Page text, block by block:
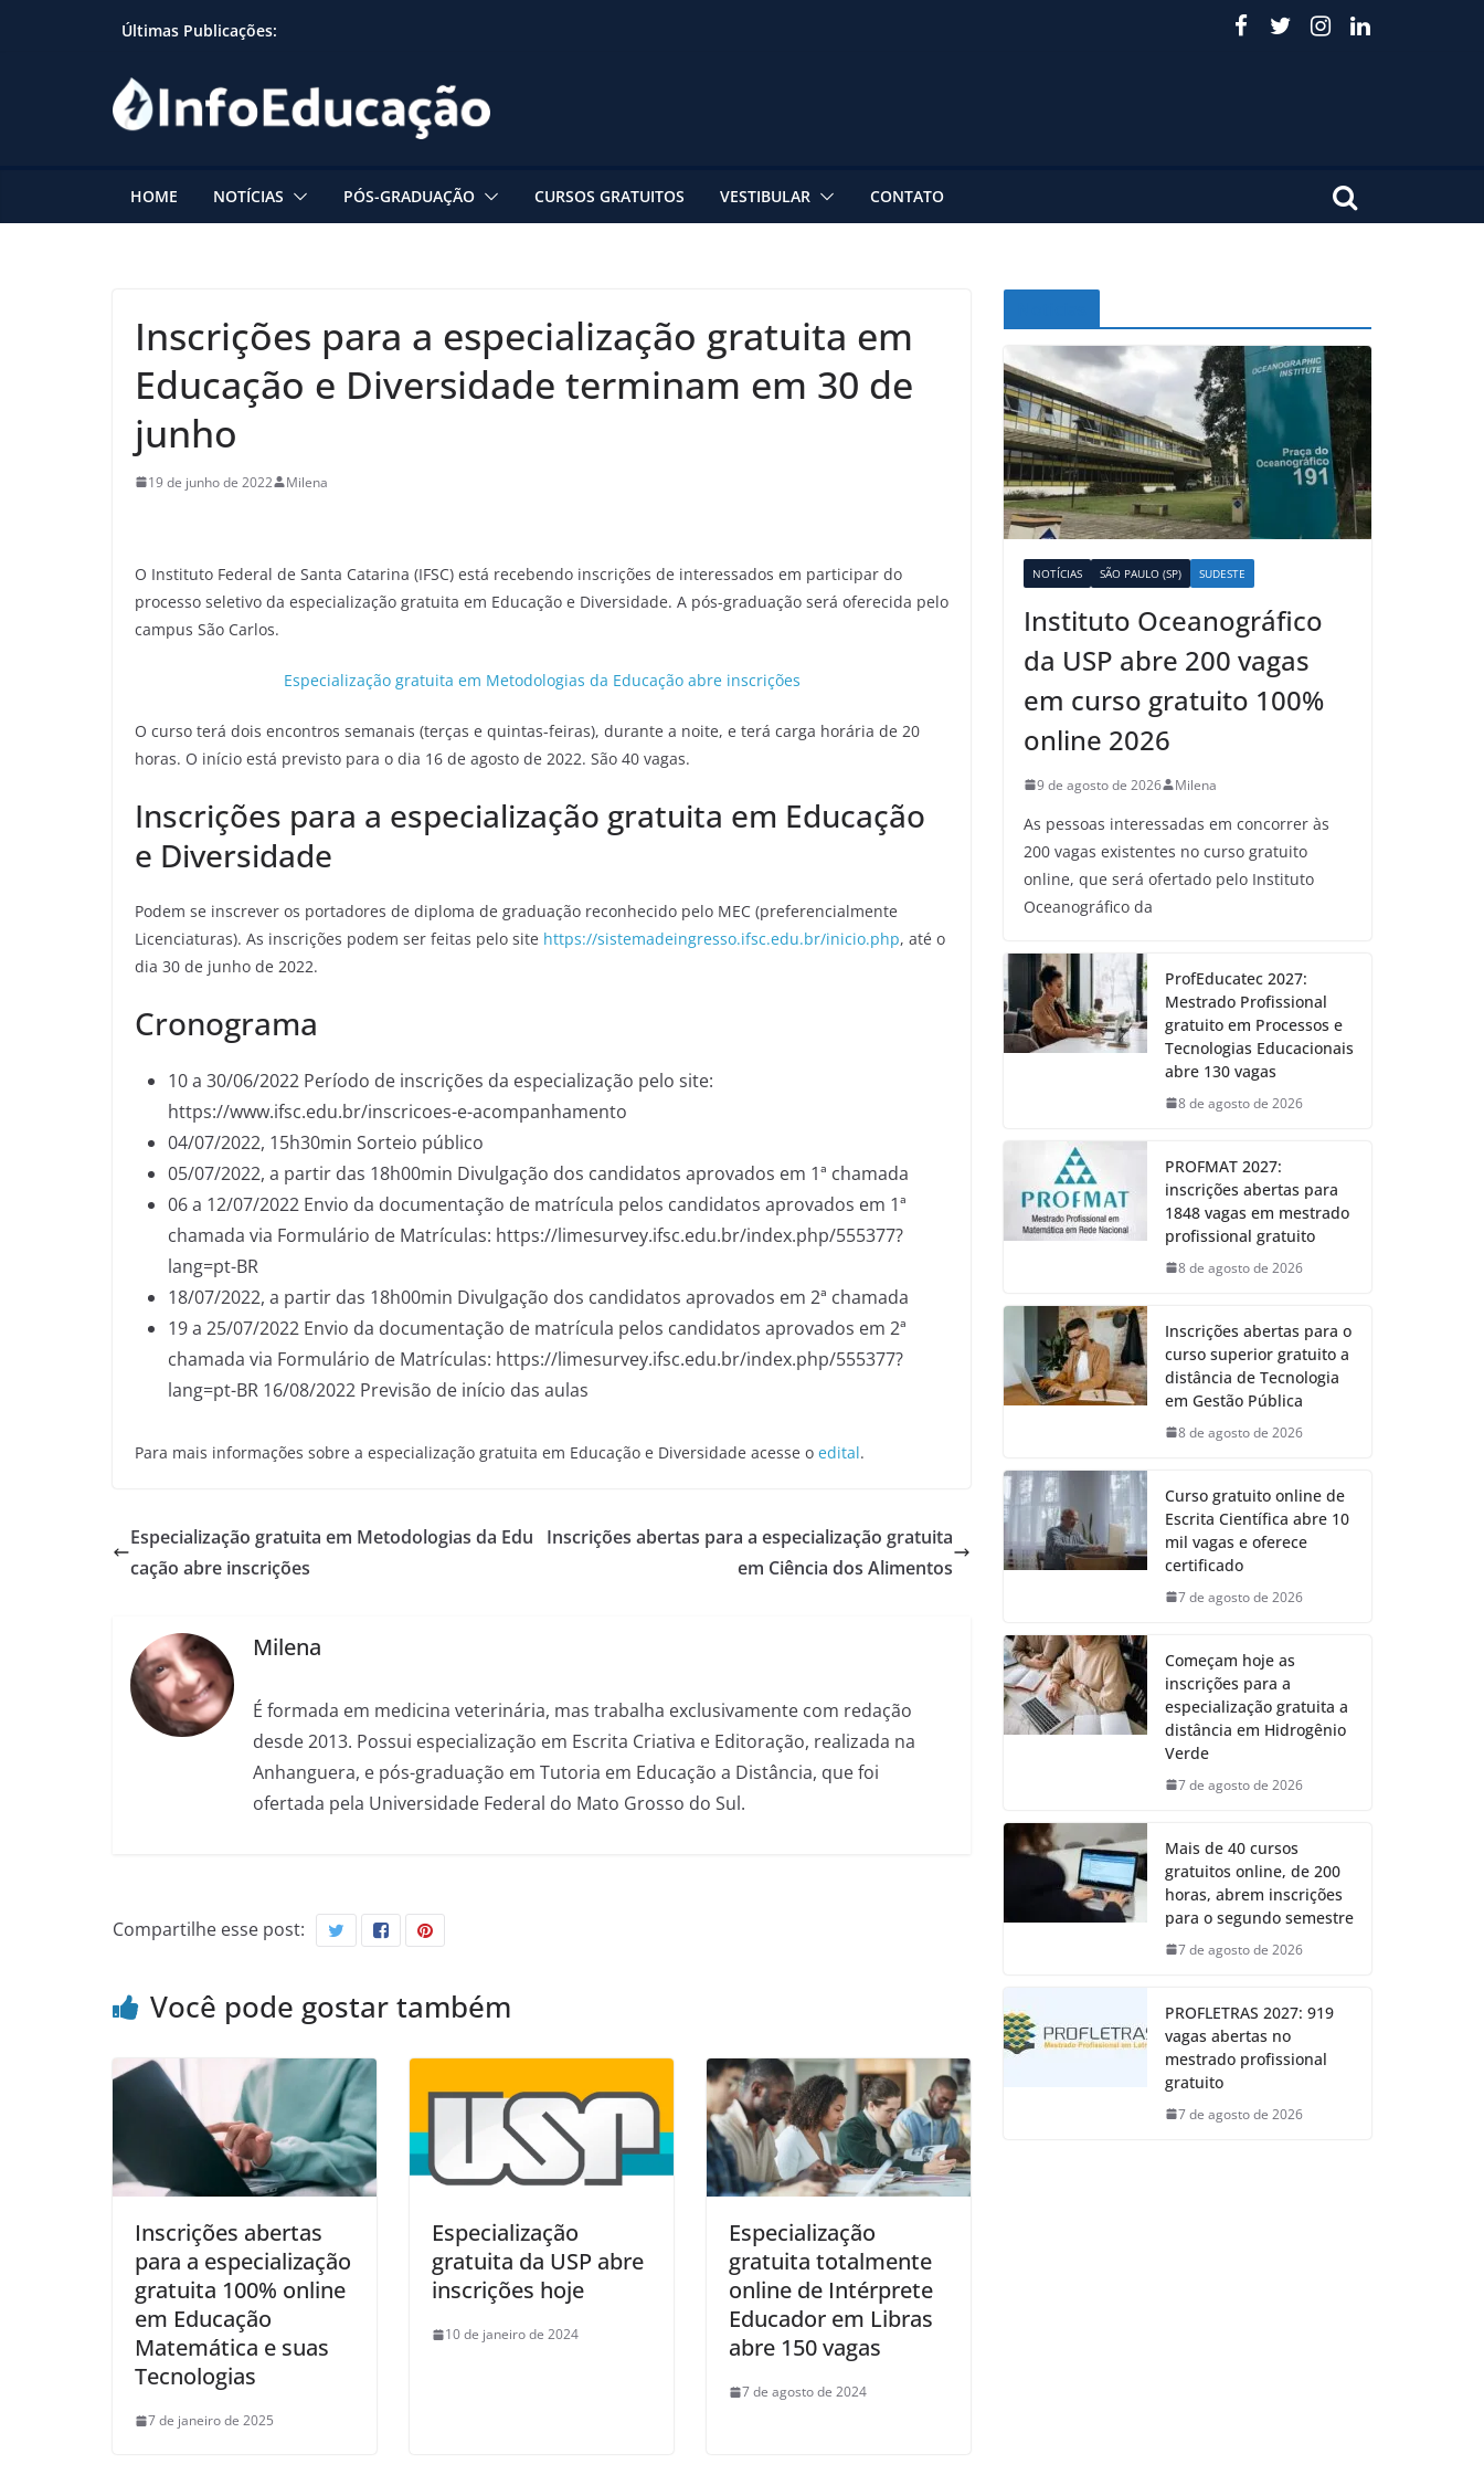
Últimas Publicações:
HOME NOTÍCIAS PÓS-GRADUAÇÃO CURSOS GRATUITOS VESTIBULAR CONTATO
Inscrições para a especialização gratuita em
Educação e Diversidade terminam em 30 de
junho
19 de junho de 2022 Milena
O Instituto Federal de Santa Catarina (IFSC) está recebendo inscrições de interessados em participar do
processo seletivo da especialização gratuita em Educação e Diversidade. A pós-graduação será oferecida pelo
campus São Carlos.
Especialização gratuita em Metodologias da Educação abre inscrições
O curso terá dois encontros semanais (terças e quintas-feiras), durante a noite, e terá carga horária de 20
horas. O início está previsto para o dia 16 de agosto de 2022. São 40 vagas.
Inscrições para a especialização gratuita em Educação
e Diversidade
Podem se inscrever os portadores de diploma de graduação reconhecido pelo MEC (preferencialmente
Licenciaturas). As inscrições podem ser feitas pelo site https://sistemadeingresso.ifsc.edu.br/inicio.php, até o
dia 30 de junho de 2022.
Cronograma
10 a 30/06/2022 Período de inscrições da especialização pelo site:
https://www.ifsc.edu.br/inscricoes-e-acompanhamento
04/07/2022, 15h30min Sorteio público
05/07/2022, a partir das 18h00min Divulgação dos candidatos aprovados em 1ª chamada
06 a 12/07/2022 Envio da documentação de matrícula pelos candidatos aprovados em 1ª
chamada via Formulário de Matrículas: https://limesurvey.ifsc.edu.br/index.php/555377?
lang=pt-BR
18/07/2022, a partir das 18h00min Divulgação dos candidatos aprovados em 2ª chamada
19 a 25/07/2022 Envio da documentação de matrícula pelos candidatos aprovados em 2ª
chamada via Formulário de Matrículas: https://limesurvey.ifsc.edu.br/index.php/555377?
lang=pt-BR 16/08/2022 Previsão de início das aulas
Para mais informações sobre a especialização gratuita em Educação e Diversidade acesse o edital.
Especialização gratuita em Metodologias da Edu
cação abre inscrições
Inscrições abertas para a especialização gratuita
em Ciência dos Alimentos
Milena
É formada em medicina veterinária, mas trabalha exclusivamente com redação
desde 2013. Possui especialização em Escrita Criativa e Editoração, realizada na
Anhanguera, e pós-graduação em Tutoria em Educação a Distância, que foi
ofertada pela Universidade Federal do Mato Grosso do Sul.
Compartilhe esse post:
Você pode gostar também
Inscrições abertas
para a especialização
gratuita 100% online
em Educação
Matemática e suas
Tecnologias
7 de janeiro de 2025
Especialização
gratuita da USP abre
inscrições hoje
10 de janeiro de 2024
Especialização
gratuita totalmente
online de Intérprete
Educador em Libras
abre 150 vagas
7 de agosto de 2024
NOTÍCIAS SÃO PAULO (SP) SUDESTE
Instituto Oceanográfico
da USP abre 200 vagas
em curso gratuito 100%
online 2026
9 de agosto de 2026 Milena
As pessoas interessadas em concorrer às
200 vagas existentes no curso gratuito
online, que será ofertado pelo Instituto
Oceanográfico da
ProfEducatec 2027:
Mestrado Profissional
gratuito em Processos e
Tecnologias Educacionais
abre 130 vagas
8 de agosto de 2026
PROFMAT 2027:
inscrições abertas para
1848 vagas em mestrado
profissional gratuito
8 de agosto de 2026
Inscrições abertas para o
curso superior gratuito a
distância de Tecnologia
em Gestão Pública
8 de agosto de 2026
Curso gratuito online de
Escrita Científica abre 10
mil vagas e oferece
certificado
7 de agosto de 2026
Começam hoje as
inscrições para a
especialização gratuita a
distância em Hidrogênio
Verde
7 de agosto de 2026
Mais de 40 cursos
gratuitos online, de 200
horas, abrem inscrições
para o segundo semestre
7 de agosto de 2026
PROFLETRAS 2027: 919
vagas abertas no
mestrado profissional
gratuito
7 de agosto de 2026